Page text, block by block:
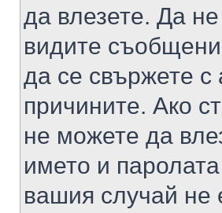
да влезете. Да
видите
да се свържете с
причините. Ако
не можете да
името и
вашия случай не